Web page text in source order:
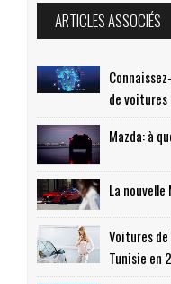
ARTICLES ASSOCIÉS
de voitures
Mazda: à
La
Voitures de
Tunisie en